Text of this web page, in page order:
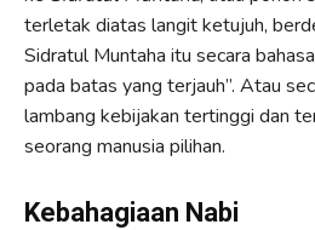
terletak diatas langit ketujuh,
Sidratul Muntaha itu secara
pada batas yang terjauh”. Atau
lambang kebijakan tertinggi dan
seorang manusia pilihan.
Kebahagiaan Nabi